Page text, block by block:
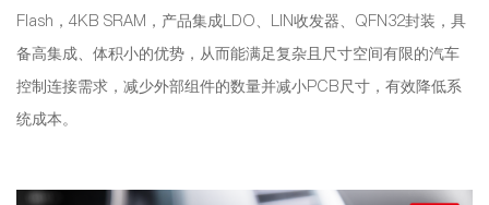
Flash，4KB SRAM，产品集成LDO、LIN收发器、QFN32封装，具
备高集成、体积小的优势，从而能满足复杂且尺寸空间有限的汽车
控制连接需求，减少外部组件的数量并减小PCB尺寸，有效降低系
统成本。